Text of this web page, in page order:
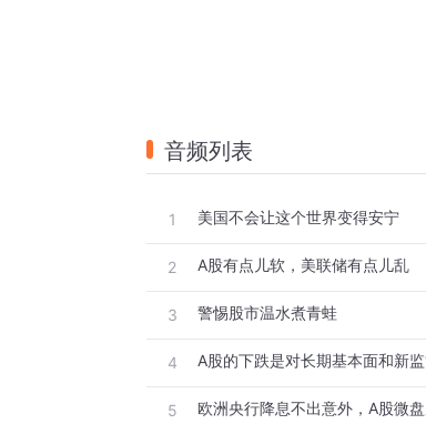
音频列表
1 美国不会让这个世界变得安宁
2 A股有点儿软，美联储有点儿乱
3 警惕股市温水煮青蛙
4
5 欧洲央行降息不出意外，A股微